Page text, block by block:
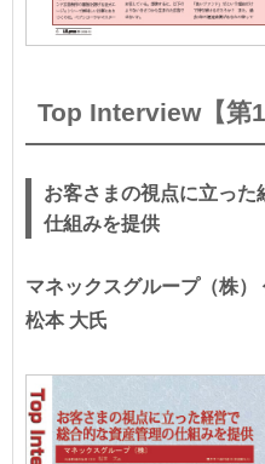
Top Interview【第
お客さまの視点に立っ
仕組みを提供
マネックスグループ（株
松本 大氏